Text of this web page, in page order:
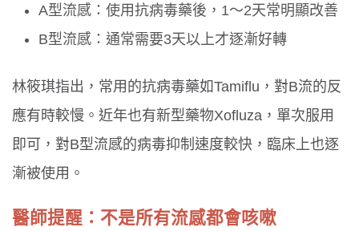
A型流感：使用抗病毒藥後，1～2天常明顯改善
B型流感：通常需要3天以上才逐漸好轉
林筱琪指出，常用的抗病毒藥如Tamiflu，對B流的反
應有時較慢。近年也有新型藥物Xofluza，單次服用
即可，對B型流感的病毒抑制速度較快，臨床上也逐
漸被使用。
醫師提醒：不是所有流感都會咳嗽